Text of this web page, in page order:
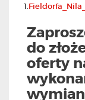
1.
do
oferty